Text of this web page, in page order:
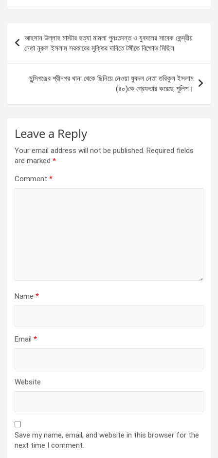
ce
o
o
k
se
g
er
at
s
A
p
p
ar
navigation
আহসান উল্লাহ মাস্টার হত্যা মামলা পুনঃতদন্ত ও যুবদলের সাবেক কেন্দ্রীয়
নেতা নূরুল ইসলাম সরকারের মুক্তির দাবিতে টঙ্গীতে বিক্ষোভ মিছিল
মুন্সিগঞ্জের শ্রীনগর থানা থেকে ছিনিয়ে নেওয়া যুবদল নেতা তরিকুল ইসলাম
(৪০)কে গ্রেফতার করেছে পুলিশ।
Leave a Reply
Your email address will not be published. Required fields
are marked *
Comment *
Name *
Email *
Website
Save my name, email, and website in this browser for the
next time I comment.